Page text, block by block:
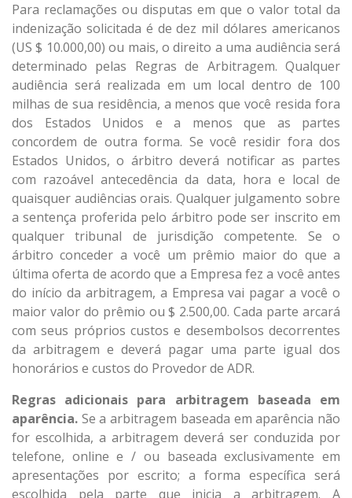
Para reclamações ou disputas em que o valor total da
indenização solicitada é de dez mil dólares americanos
(US $ 10.000,00) ou mais, o direito a uma audiência será
determinado pelas Regras de Arbitragem. Qualquer
audiência será realizada em um local dentro de 100
milhas de sua residência, a menos que você resida fora
dos Estados Unidos e a menos que as partes
concordem de outra forma. Se você residir fora dos
Estados Unidos, o árbitro deverá notificar as partes
com razoável antecedência da data, hora e local de
quaisquer audiências orais. Qualquer julgamento sobre
a sentença proferida pelo árbitro pode ser inscrito em
qualquer tribunal de jurisdição competente. Se o
árbitro conceder a você um prêmio maior do que a
última oferta de acordo que a Empresa fez a você antes
do início da arbitragem, a Empresa vai pagar a você o
maior valor do prêmio ou $ 2.500,00. Cada parte arcará
com seus próprios custos e desembolsos decorrentes
da arbitragem e deverá pagar uma parte igual dos
honorários e custos do Provedor de ADR.
Regras adicionais para arbitragem baseada em
aparência. Se a arbitragem baseada em aparência não
for escolhida, a arbitragem deverá ser conduzida por
telefone, online e / ou baseada exclusivamente em
apresentações por escrito; a forma específica será
escolhida pela parte que inicia a arbitragem. A